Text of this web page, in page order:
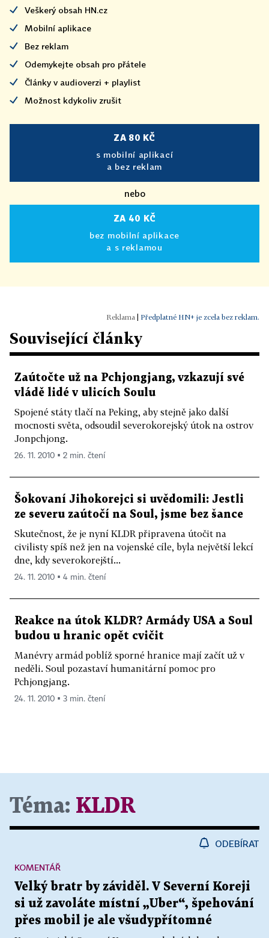
Veškerý obsah HN.cz
Mobilní aplikace
Bez reklam
Odemykejte obsah pro přátele
Články v audioverzi + playlist
Možnost kdykoliv zrušit
ZA 80 KČ
s mobilní aplikací
a bez reklam
nebo
ZA 40 KČ
bez mobilní aplikace
a s reklamou
Předplatné HN+ je zcela bez reklam.
Související články
Zaútočte už na Pchjongjang, vzkazují své
vládě lidé v ulicích Soulu
Spojené státy tlačí na Peking, aby stejně jako další
mocnosti světa, odsoudil severokorejský útok na ostrov
Jonpchjong.
26. 11. 2010 ▪ 2 min. čtení
Šokovaní Jihokorejci si uvědomili: Jestli
ze severu zaútočí na Soul, jsme bez šance
Skutečnost, že je nyní KLDR připravena útočit na
civilisty spíš než jen na vojenské cíle, byla největší lekcí
dne, kdy severokorejští...
24. 11. 2010 ▪ 4 min. čtení
Reakce na útok KLDR? Armády USA a Soul
budou u hranic opět cvičit
Manévry armád poblíž sporné hranice mají začít už v
neděli. Soul pozastaví humanitární pomoc pro
Pchjongjang.
24. 11. 2010 ▪ 3 min. čtení
Téma: KLDR
ODEBÍRAT
Velký bratr by záviděl. V Severní Koreji
si už zavoláte místní „Uber“, špehování
přes mobil je ale všudypřítomné
KOMENTÁŘ